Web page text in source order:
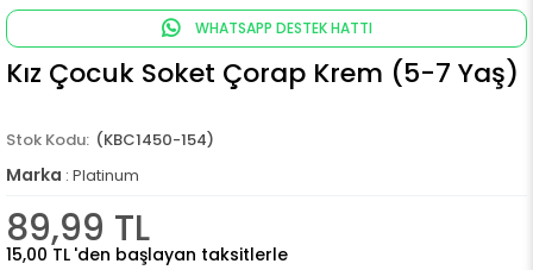
WHATSAPP DESTEK HATTI
Kız Çocuk Soket Çorap Krem (5-7 Yaş)
(KBC1450-154)
Marka : Platinum
89,99 TL
15,00 TL 'den başlayan taksitlerle